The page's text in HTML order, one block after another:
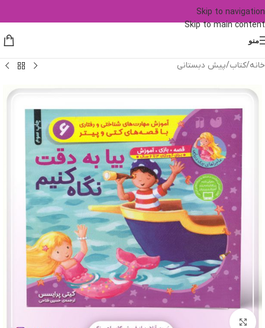
Skip to navigation
Skip to main content
منو
خانه/کتاب/پیش دبستانی
بزرگنمایی تصویر